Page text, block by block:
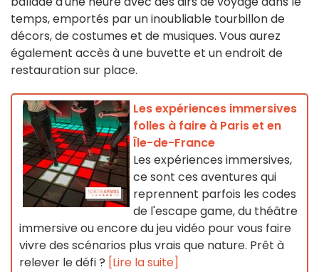
temps, emportés par un inoubliable tourbillon de
décors, de costumes et de musiques. Vous aurez
également accès à une buvette et un endroit de
restauration sur place.
Les expériences immersives
folles à faire à Paris et en
Île-de-France
Les expériences immersives,
ce sont ces aventures qui
reprennent parfois les codes
de l'escape game, du théâtre
immersive ou encore du jeu vidéo pour vous faire
vivre des scénarios plus vrais que nature. Prêt à
relever le défi ? [Lire la suite]